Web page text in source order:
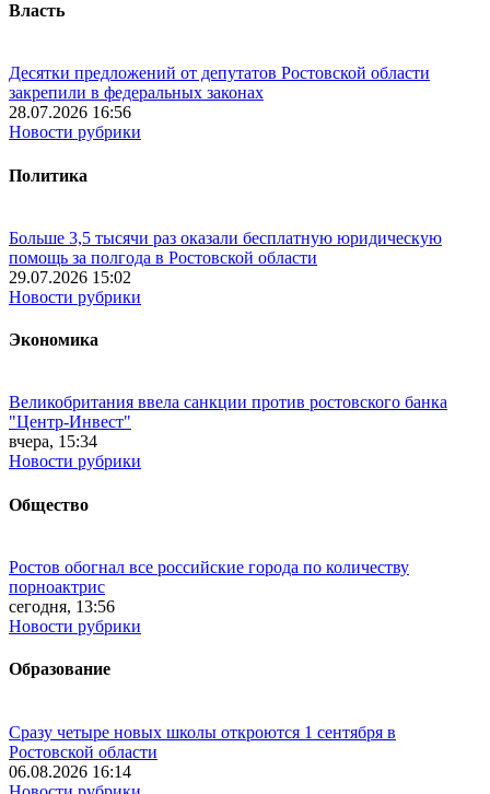
Власть
Десятки предложений от депутатов Ростовской области
закрепили в федеральных законах
28.07.2026 16:56
Новости рубрики
Политика
Больше 3,5 тысячи раз оказали бесплатную юридическую
помощь за полгода в Ростовской области
29.07.2026 15:02
Новости рубрики
Экономика
Великобритания ввела санкции против ростовского банка
"Центр-Инвест"
вчера, 15:34
Новости рубрики
Общество
Ростов обогнал все российские города по количеству
порноактрис
сегодня, 13:56
Новости рубрики
Образование
Сразу четыре новых школы откроются 1 сентября в
Ростовской области
06.08.2026 16:14